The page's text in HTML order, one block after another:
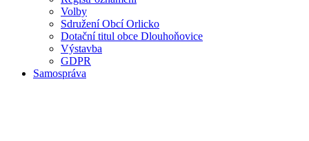
Volby
Sdružení Obcí Orlicko
Dotační titul obce Dlouhoňovice
Výstavba
GDPR
Samospráva